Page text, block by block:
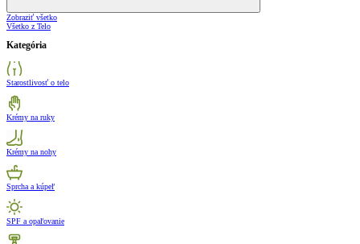
Zobraziť všetko
Všetko z Telo
Kategória
Starostlivosť o telo
Krémy na ruky
Krémy na nohy
Sprcha a kúpeľ
SPF a opaľovanie